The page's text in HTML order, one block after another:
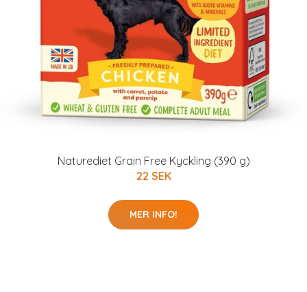
Naturediet Grain Free Kyckling (390 g)
22 SEK
MER INFO!